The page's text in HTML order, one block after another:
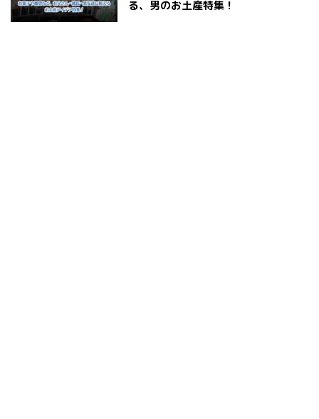
る、男のお土産特集！